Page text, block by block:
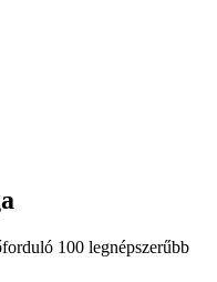
100 legnépszerűbb